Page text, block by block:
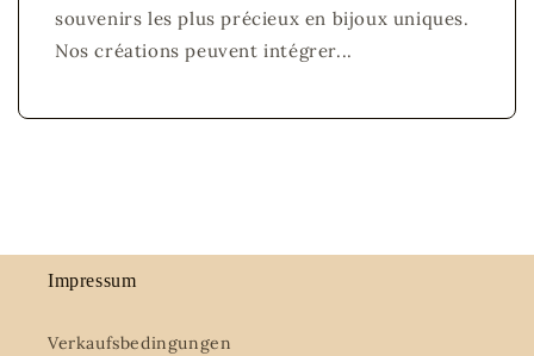
souvenirs les plus précieux en bijoux uniques.
Nos créations peuvent intégrer...
Impressum
Verkaufsbedingungen